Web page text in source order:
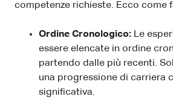
competenze richieste. Ecco come
Ordine Cronologico: Le
essere elencate in ordine
partendo dalle più recenti.
una progressione di carriera
significativa.